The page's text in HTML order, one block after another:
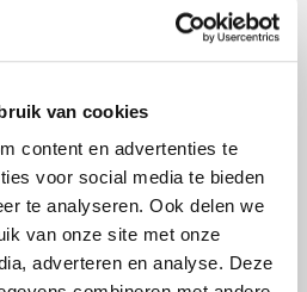
van cookies
content en advertenties te
voor social media te bieden
te analyseren. Ook delen we
van onze site met onze
adverteren en analyse. Deze
110245
Euroscaffold
+ -
AAN WINKELWAGEN
Verlanglijst